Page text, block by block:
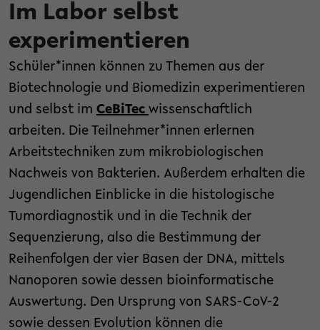
Im Labor selbst
experimentieren
Schüler*innen können zu Themen aus der
Biotechnologie und Biomedizin experimentieren
und selbst im CeBiTec wissenschaftlich
arbeiten. Die Teilnehmer*innen erlernen
Arbeitstechniken zum mikrobiologischen
Nachweis von Bakterien. Außerdem erhalten die
Jugendlichen Einblicke in die histologische
Tumordiagnostik und in die Technik der
Sequenzierung, also die Bestimmung der
Reihenfolgen der vier Basen der DNA, mittels
Nanoporen sowie dessen bioinformatische
Auswertung. Den Ursprung von SARS-CoV-2
sowie dessen Evolution können die